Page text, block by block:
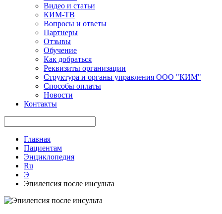
Видео и статьи
КИМ-ТВ
Вопросы и ответы
Партнеры
Отзывы
Обучение
Как добраться
Реквизиты организации
Структура и органы управления ООО "КИМ"
Способы оплаты
Новости
Контакты
Главная
Пациентам
Энциклопедия
Ru
Э
Эпилепсия после инсульта